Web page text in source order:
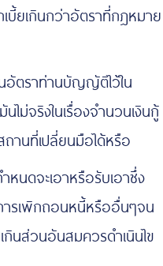
บี้ยเกินกว่าอัตราที่กฎหมาย
อัตราท่านบัญญัติไว้ใน
ม่จริงในเรื่องจำนวนเงินกู้
นที่เปลี่ยนมือได้หรือ
นดจะเอาหรือรับเอาซึ่ง
ารเพิกถอนหนี้หรืออื่นๆจน
กินส่วนอันสมควรดำเนินไข